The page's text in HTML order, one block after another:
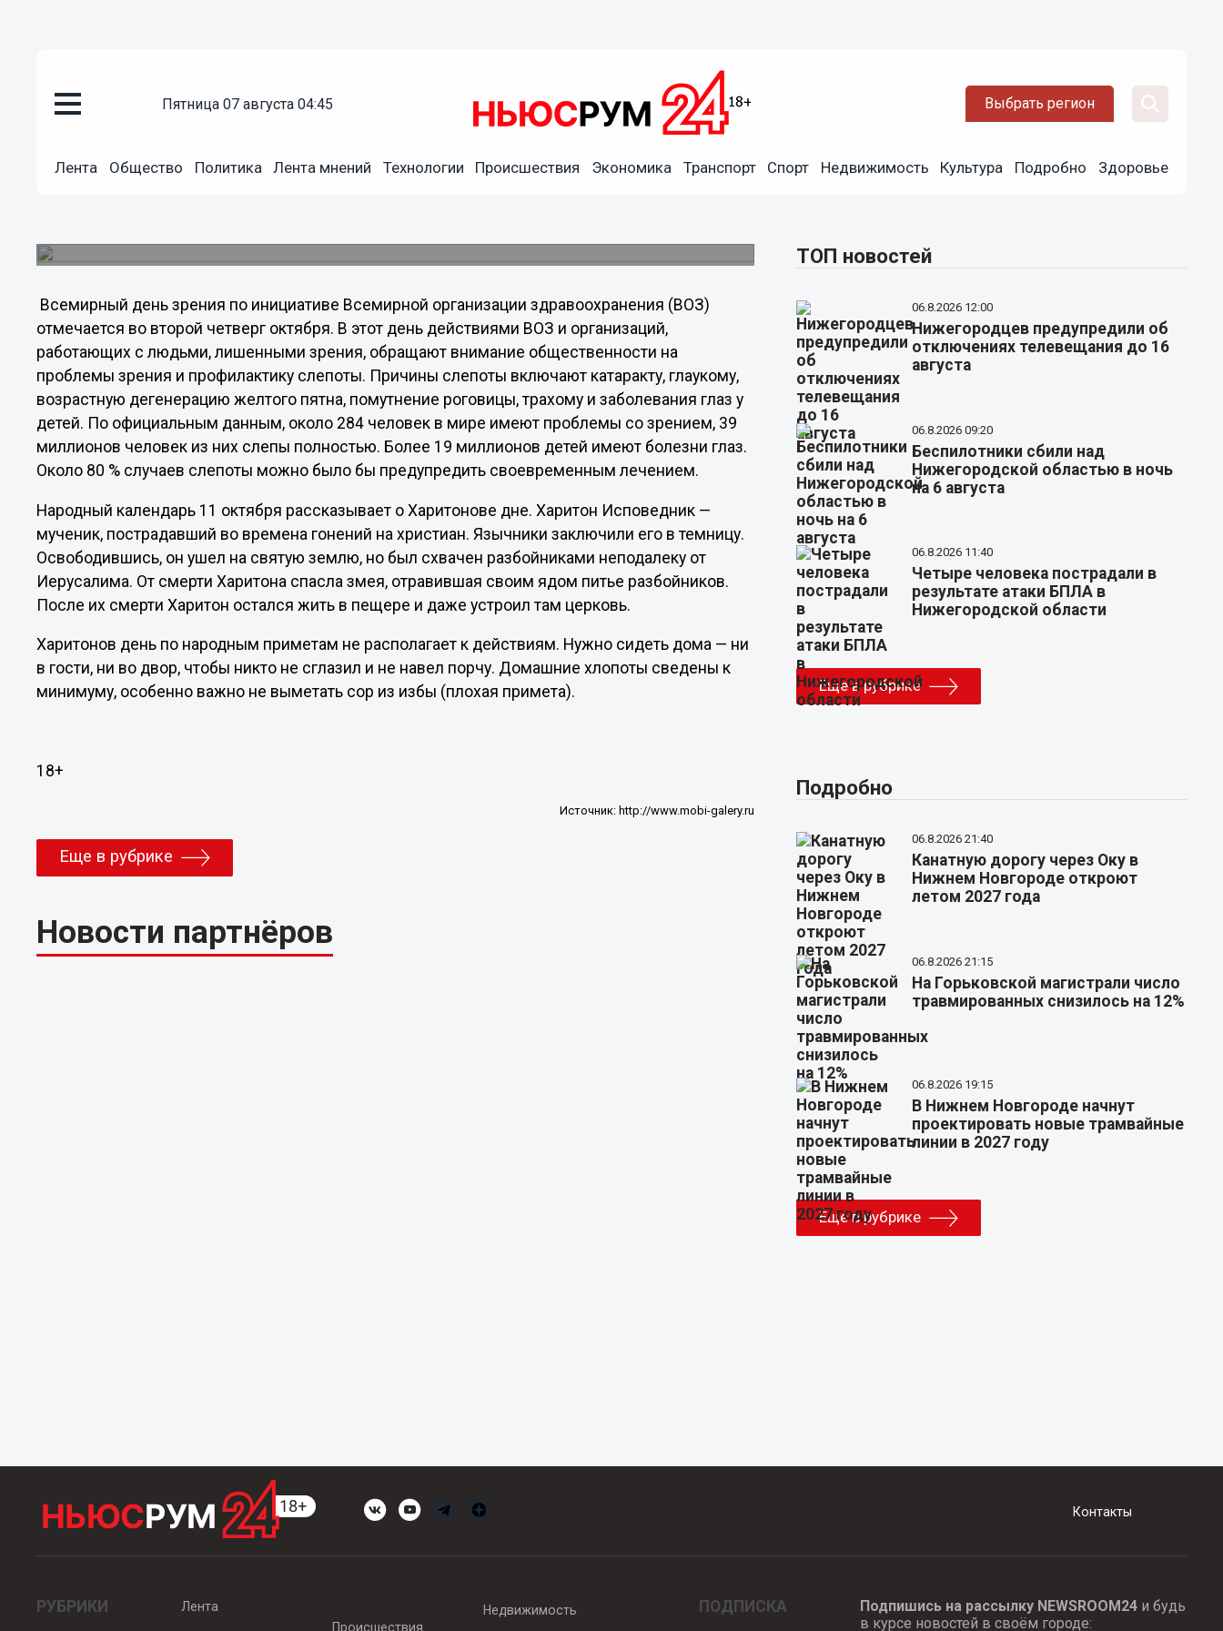
пятница 07 августа 04:45 Выбрать регион
Лента Общество Политика Лента мнений Технологии Происшествия Экономика Транспорт Спорт Недвижимость Культура Подробно Здоровье
11.10.201218:43
Всемирный день зрения по инициативе Всемирной организации здравоохранения (ВОЗ)
отмечается во второй четверг октября. В этот день действиями ВОЗ и организаций,
работающих с людьми, лишенными зрения, обращают внимание общественности на
проблемы зрения и профилактику слепоты. Причины слепоты включают катаракту, глаукому,
возрастную дегенерацию желтого пятна, помутнение роговицы, трахому и заболевания глаз у
детей. По официальным данным, около 284 человек в мире имеют проблемы со зрением, 39
миллионов человек из них слепы полностью. Более 19 миллионов детей имеют болезни глаз.
Около 80 % случаев слепоты можно было бы предупредить своевременным лечением.
Народный календарь 11 октября рассказывает о Харитонове дне. Харитон Исповедник —
мученик, пострадавший во времена гонений на христиан. Язычники заключили его в темницу.
Освободившись, он ушел на святую землю, но был схвачен разбойниками неподалеку от
Иерусалима. От смерти Харитона спасла змея, отравившая своим ядом питье разбойников.
После их смерти Харитон остался жить в пещере и даже устроил там церковь.
Харитонов день по народным приметам не располагает к действиям. Нужно сидеть дома — ни
в гости, ни во двор, чтобы никто не сглазил и не навел порчу. Домашние хлопоты сведены к
минимуму, особенно важно не выметать сор из избы (плохая примета).
18+
Источник: http://www.mobi-galery.ru
Еще в рубрике
Новости партнёров
ТОП новостей
06.8.2026 12:00
Нижегородцев предупредили об
отключениях телевещания до 16
августа
06.8.2026 09:20
Беспилотники сбили над
Нижегородской областью в ночь
на 6 августа
06.8.2026 11:40
Четыре человека пострадали в
результате атаки БПЛА в
Нижегородской области
Еще в рубрике
Подробно
06.8.2026 21:40
Канатную дорогу через Оку в
Нижнем Новгороде откроют
летом 2027 года
06.8.2026 21:15
На Горьковской магистрали число
травмированных снизилось на 12%
06.8.2026 19:15
В Нижнем Новгороде начнут
проектировать новые трамвайные
линии в 2027 году
Еще в рубрике
Контакты
РУБРИКИ
Лента
Происшествия
Недвижимость ПОДПИСКА Подпишись на рассылку NEWSROOM24и будь
в курсе новостей в своём городе: